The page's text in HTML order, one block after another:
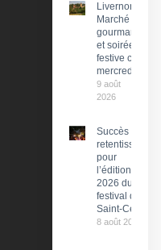
Livernon :
Marché
gourmand
et soirée
festive ce
mercredi
9 août
2026
Succès
retentissant
pour
l’édition
2026 du
festival de
Saint-Céré
8 août 2026